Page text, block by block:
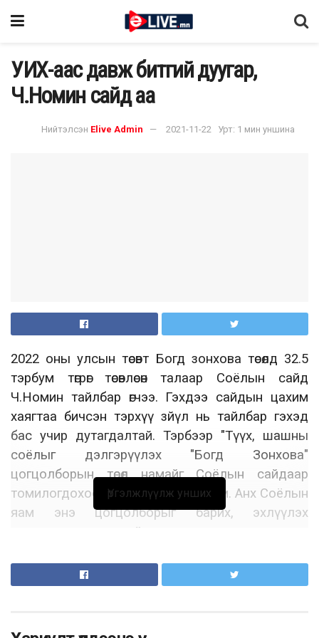
УИХ-аас давж битгий дуугар,
Ч.Номин сайд аа
Нийтэлсэн Elive Admin 2021-11-22 Урт: 1 мин уншина
2022 оны улсын төсөвт Богд зонхова төсөлд 32.5
тэрбум төгрөг төсөвлөсөн талаар Соёлын сайд
Ч.Номин тайлбар өгчээ. Гэхдээ сайдын цахим
хаягтаа бичсэн тэрхүү зйүл нь тайлбар гэхэд
бас учир дутагдалтай. Тэрбээр "Түүх, шашны
соёлыг дэлгэрүүлэх "Богд Зонхова"
цогцолборын төсөл намайг Соёлын сайдаар
томилогдохоос өмнө эхэлсэн төсөл юм. Анх Соёлын
яам энэ цогцолборыг барих, эхлүүлэх
санаачилга гаргаагүй, өнгөрсөн хугацаанд энэ төсөлд
Энэ хөрөнгө оруулалтыг цаг үеэ олоогүй гэж үзэж
Үргэлжлүүлж унших